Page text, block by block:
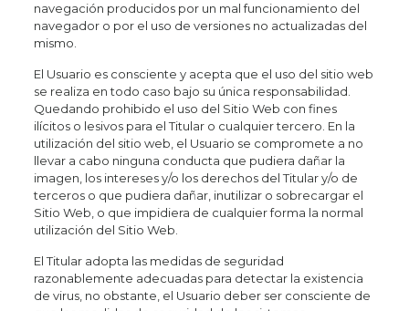
navegación producidos por un mal funcionamiento del
navegador o por el uso de versiones no actualizadas del
mismo.
El Usuario es consciente y acepta que el uso del sitio web
se realiza en todo caso bajo su única responsabilidad.
Quedando prohibido el uso del Sitio Web con fines
ilícitos o lesivos para el Titular o cualquier tercero. En la
utilización del sitio web, el Usuario se compromete a no
llevar a cabo ninguna conducta que pudiera dañar la
imagen, los intereses y/o los derechos del Titular y/o de
terceros o que pudiera dañar, inutilizar o sobrecargar el
Sitio Web, o que impidiera de cualquier forma la normal
utilización del Sitio Web.
El Titular adopta las medidas de seguridad
razonablemente adecuadas para detectar la existencia
de virus, no obstante, el Usuario deber ser consciente de